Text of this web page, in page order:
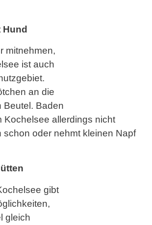
mitnehmen,
ist auch
an die
Beutel. Baden
Kochelsee allerdings nicht
schon oder nehmt kleinen Napf
gibt
gleich